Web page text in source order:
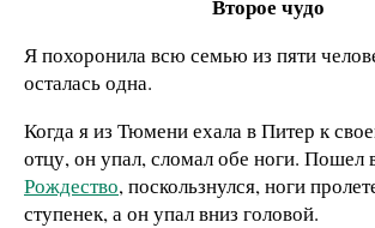
Второе чудо
Я похоронила всю семью из пяти
осталась одна.
Когда я из Тюмени ехала в Питер к
отцу, он упал, сломал обе ноги. Пошел
Рождество, поскользнулся, ноги
ступенек, а он упал вниз головой.